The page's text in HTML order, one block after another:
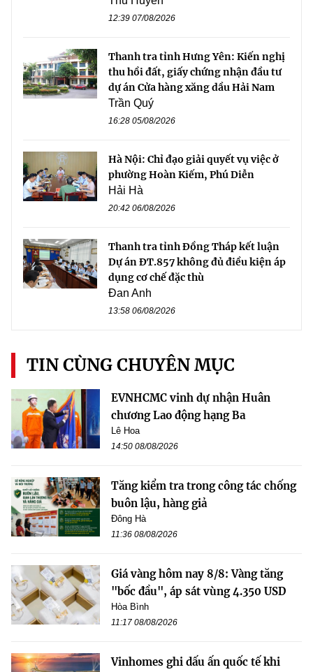
12:39 07/08/2026
Thanh tra tỉnh Hưng Yên: Kiến nghị
thu hồi đất, giấy chứng nhận đầu tư
dự án Cửa hàng xăng dầu Hải Nam
Trần Quý
16:28 05/08/2026
Hà Nội: Chỉ đạo giải quyết vụ việc ở
phường Hoàn Kiếm, Phú Diễn
Hải Hà
20:42 06/08/2026
Thanh tra tỉnh Đồng Tháp kết luận
Dự án ĐT.857 không đủ điều kiện áp
dụng cơ chế đặc thù
Đan Anh
13:58 06/08/2026
TIN CÙNG CHUYÊN MỤC
EVNHCMC vinh dự nhận Huân
chương Lao động hạng Ba
Lê Hoa
14:50 08/08/2026
Tăng kiểm tra trong công tác chống
buôn lậu, hàng giả
Đông Hà
11:36 08/08/2026
Giá vàng hôm nay 8/8: Vàng tăng
"bốc đầu", áp sát vùng 4.350 USD
Hòa Bình
11:17 08/08/2026
Vinhomes ghi dấu ấn quốc tế khi